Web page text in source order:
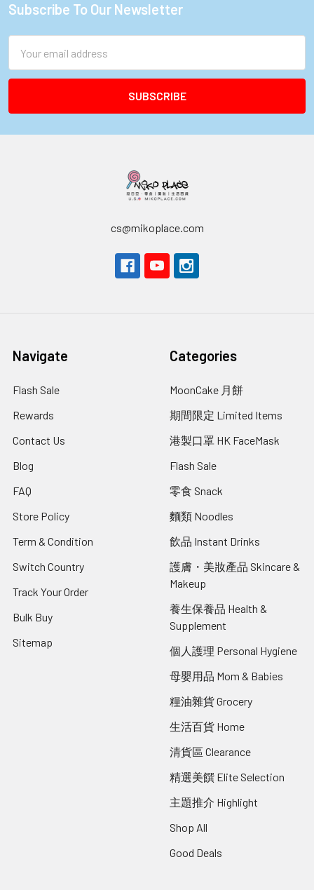
Footer
Subscribe To Our Newsletter
Address
cs@mikoplace.com
Navigate
Flash Sale
Rewards
Contact Us
Blog
FAQ
Store Policy
Term & Condition
Switch Country
Track Your Order
Bulk Buy
Sitemap
Categories
MoonCake 月餅
期間限定 Limited Items
港製口罩 HK FaceMask
Flash Sale
零食 Snack
麵類 Noodles
飲品 Instant Drinks
護膚・美妝產品 Skincare &
Makeup
養生保養品 Health &
Supplement
個人護理 Personal Hygiene
母嬰用品 Mom & Babies
糧油雜貨 Grocery
生活百貨 Home
清貨區 Clearance
精選美饌 Elite Selection
主題推介 Highlight
Shop All
Good Deals